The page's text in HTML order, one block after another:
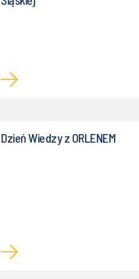
Dzień Wiedzy z ORLENEM